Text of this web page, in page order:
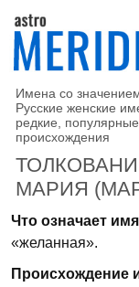
Имена со
Русские женские
редкие, популярные
происхождения
МАРИЯ
Что означает
«желанная».
Происхождение